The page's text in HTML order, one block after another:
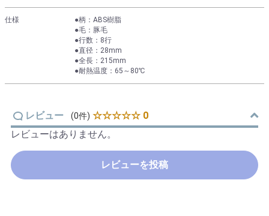
仕様
●柄：ABS樹脂
●毛：豚毛
●行数：8行
●直径：28mm
●全長：215mm
●耐熱温度：65～80℃
レビュー (0件) ☆☆☆☆☆ 0
レビューはありません。
レビューを投稿